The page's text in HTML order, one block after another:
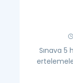
Sınava 5